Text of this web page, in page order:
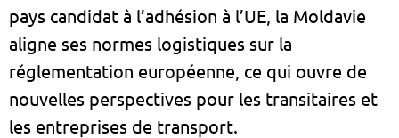
pays candidat à l’adhésion à l’UE, la Moldavie
aligne ses normes logistiques sur la
réglementation européenne, ce qui ouvre de
nouvelles perspectives pour les transitaires et
les entreprises de transport.